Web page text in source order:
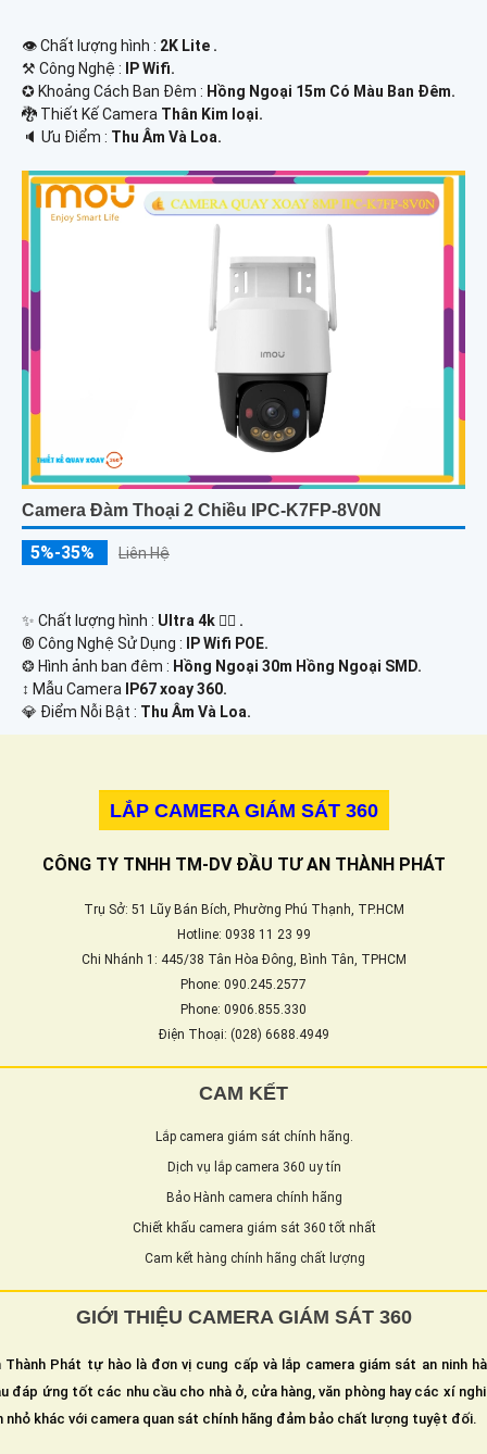
👁 Chất lượng hình : 2K Lite .
⚒ Công Nghệ :
IP Wifi.
✪ Khoảng Cách Ban Đêm : Hồng Ngoại 15m Có Màu Ban Ðêm.
🐉️ Thiết Kế Camera Thân Kim loại.
️🔈 Ưu Điểm : Thu Âm Và Loa.
Camera Đàm Thoại 2 Chiều IPC-K7FP-8V0N
5%-35% Liên Hệ
✨ Chất lượng hình : Ultra 4k 👍🏾 .
®️ Công Nghệ Sử Dụng :
IP Wifi POE.
❂ Hình ảnh ban đêm : Hồng Ngoại 30m Hồng Ngoại SMD.
↕️ Mẫu Camera
IP67 xoay 360.
️💎 Điểm Nỗi Bật : Thu Âm Và Loa.
LẮP CAMERA GIÁM SÁT 360
CÔNG TY TNHH TM-DV ĐẦU TƯ AN THÀNH PHÁT
Trụ Sở: 51 Lũy Bán Bích, Phường Phú Thạnh, TP.HCM
Hotline: 0938 11 23 99
Chi Nhánh 1: 445/38 Tân Hòa Đông, Bình Tân, TPHCM
Phone: 090.245.2577
Phone: 0906.855.330
Điện Thoại: (028) 6688.4949
CAM KẾT
Lắp camera giám sát chính hãng.
Dịch vụ lắp camera 360 uy tín
Bảo Hành camera chính hãng
Chiết khấu camera giám sát 360 tốt nhất
Cam kết hàng chính hãng chất lượng
GIỚI THIỆU CAMERA GIÁM SÁT 360
Thành Phát tự hào là đơn vị cung cấp và lắp camera giám sát an ninh
đáp ứng tốt các nhu cầu cho nhà ở, cửa hàng, văn phòng hay các xí
nhỏ khác với camera quan sát chính hãng đảm bảo chất lượng tuyệt đối.